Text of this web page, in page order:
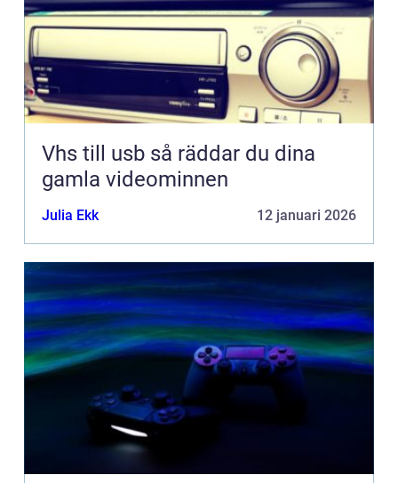
Vhs till usb så räddar du dina
gamla videominnen
Julia Ekk 12 januari 2026